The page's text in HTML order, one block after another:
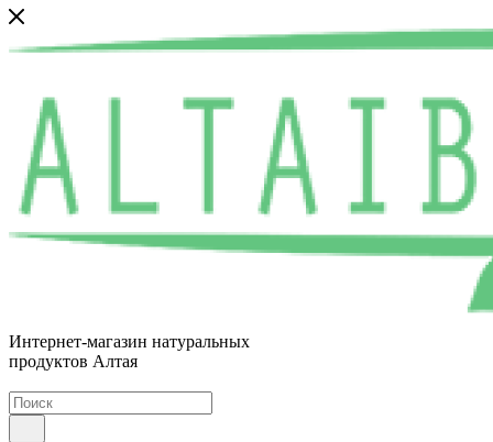
Интернет-магазин натуральных
продуктов Алтая